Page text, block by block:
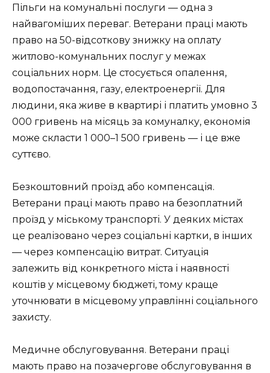
Пільги на комунальні послуги — одна з
найвагоміших переваг. Ветерани праці мають
право на 50-відсоткову знижку на оплату
житлово-комунальних послуг у межах
соціальних норм. Це стосується опалення,
водопостачання, газу, електроенергії. Для
людини, яка живе в квартирі і платить умовно 3
000 гривень на місяць за комуналку, економія
може скласти 1 000–1 500 гривень — і це вже
суттєво.
Безкоштовний проїзд або компенсація.
Ветерани праці мають право на безоплатний
проїзд у міському транспорті. У деяких містах
це реалізовано через соціальні картки, в інших
— через компенсацію витрат. Ситуація
залежить від конкретного міста і наявності
коштів у місцевому бюджеті, тому краще
уточнювати в місцевому управлінні соціального
захисту.
Медичне обслуговування. Ветерани праці
мають право на позачергове обслуговування в